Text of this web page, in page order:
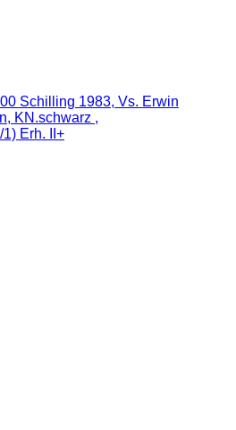
Schilling 1983, Vs. Erwin
KN.schwarz ,
Erh. II+